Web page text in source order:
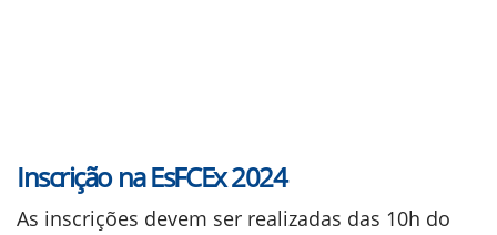
Inscrição na EsFCEx 2024
As inscrições devem ser realizadas das 10h do